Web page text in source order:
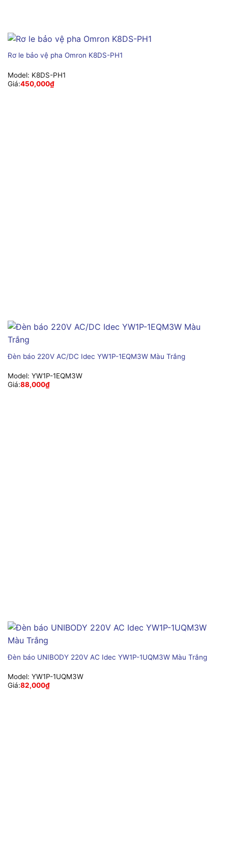
Rơ le bảo vệ pha Omron K8DS-PH1
Model: K8DS-PH1
Giá:450,000₫
Đèn báo 220V AC/DC Idec YW1P-1EQM3W Màu Trắng
Model: YW1P-1EQM3W
Giá:88,000₫
Đèn báo UNIBODY 220V AC Idec YW1P-1UQM3W Màu Trắng
Model: YW1P-1UQM3W
Giá:82,000₫